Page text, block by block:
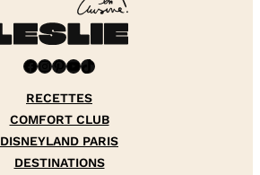
Facebook InstagramPinterest YouTube TikTok
RECETTES
COMFORT CLUB
DISNEYLAND PARIS
DESTINATIONS